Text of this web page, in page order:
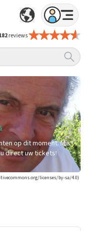
reviews
op dit moment. Mis
direct uw tickets!
licenses/by-sa/4.0)